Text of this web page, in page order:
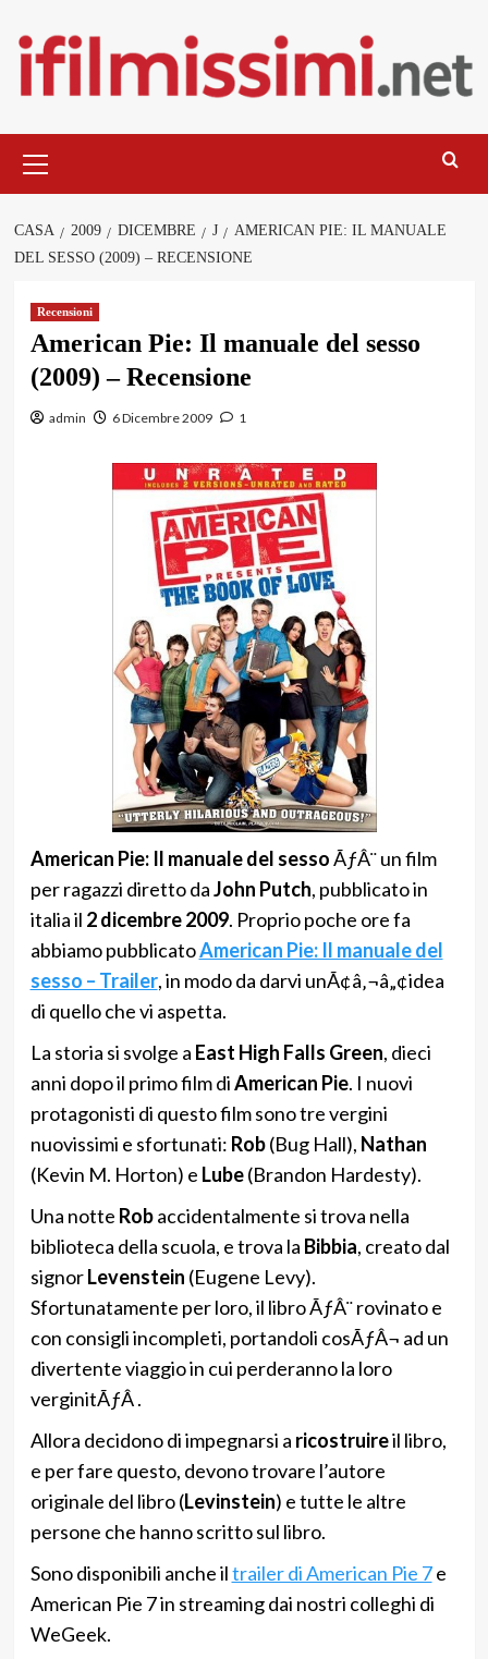
contenuto
principale
CASA 2009 DICEMBRE J
AMERICAN PIE: IL MANUALE
DEL SESSO (2009) – RECENSIONE
Recensioni
American Pie: Il manuale del sesso
(2009) – Recensione
admin 6 Dicembre 2009 1
American Pie: Il manuale del sessoÃƒÂ¨ un film
per ragazzi diretto daJohn Putch, pubblicato in
italia il 2 dicembre 2009. Proprio poche ore fa
abbiamo pubblicatoAmerican Pie: Il manuale del
sesso – Trailer, in modo da darvi unÃ¢â‚¬â„¢idea
di quello che vi aspetta.
La storia si svolge a East High Falls Green, dieci
anni dopo il primo film diAmerican Pie. I nuovi
protagonisti di questo film sono tre vergini
nuovissimi e sfortunati: Rob(Bug Hall), Nathan
(Kevin M. Horton) e Lube(Brandon Hardesty).
Una notte Robaccidentalmente si trova nella
biblioteca della scuola, e trova la Bibbia, creato dal
signorLevenstein (Eugene Levy).
Sfortunatamente per loro, il libro ÃƒÂ¨ rovinato e
con consigli incompleti, portandoli cosÃƒÂ¬ ad un
divertente viaggio in cui perderanno la loro
verginitÃƒÂ .
Allora decidono di impegnarsi a ricostruireil libro,
e per fare questo, devono trovare l’autore
originale del libro (Levinstein) e tutte le altre
persone che hanno scritto sul libro.
Sono disponibili anche iltrailer di American Pie 7e
American Pie 7 in streaming dai nostri colleghi di
WeGeek.